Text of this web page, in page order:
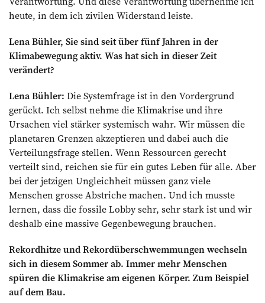
heute, in dem ich zivilen Widerstand leiste.
Lena Bühler, Sie sind seit über fünf Jahren in der
Klimabewegung aktiv. Was hat sich in dieser Zeit
verändert?
Lena Bühler: Die Systemfrage ist in den Vordergrund
gerückt. Ich selbst nehme die Klimakrise und ihre
Ursachen viel stärker systemisch wahr. Wir müssen die
planetaren Grenzen akzeptieren und dabei auch die
Verteilungsfrage stellen. Wenn Ressourcen gerecht
verteilt sind, reichen sie für ein gutes Leben für alle. Aber
bei der jetzigen Ungleichheit müssen ganz viele
Menschen grosse Abstriche machen. Und ich musste
lernen, dass die fossile Lobby sehr, sehr stark ist und wir
deshalb eine massive Gegenbewegung brauchen.
Rekordhitze und Rekordüberschwemmungen wechseln
sich in diesem Sommer ab. Immer mehr Menschen
spüren die Klimakrise am eigenen Körper. Zum Beispiel
auf dem Bau.